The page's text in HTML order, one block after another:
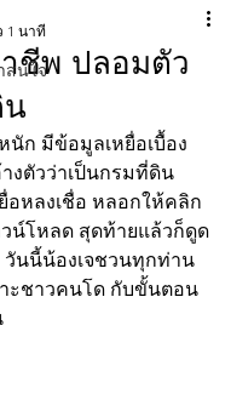
สนใจชีพ ปลอมตัว
1 นาที
ก มีข้อมูลเหยื่อเบื้อง
งตัวว่าเป็นกรมที่ดิน
อหลงเชื่อ หลอกให้คลิก
น์โหลด สุดท้ายแล้วก็ดูด
นนี้น้องเจชวนทุกท่าน
ะชาวคนโด กับขั้นตอน